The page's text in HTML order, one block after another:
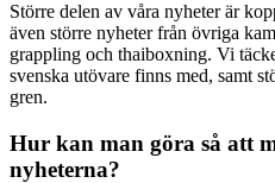
Större delen av våra nyheter är
även större nyheter från övriga
grappling och thaiboxning. Vi
svenska utövare finns med, samt
gren.
Hur kan man göra så att
nyheterna?